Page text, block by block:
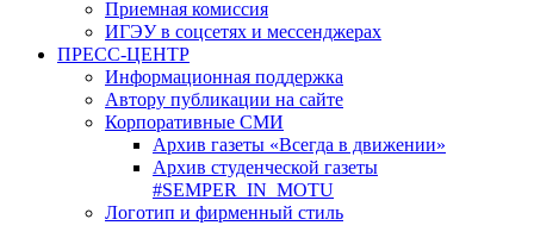
Приемная комиссия
ИГЭУ в соцсетях и мессенджерах
ПРЕСС-ЦЕНТР
Информационная поддержка
Автору публикации на сайте
Корпоративные СМИ
Архив газеты «Всегда в движении»
Архив студенческой газеты
#SEMPER_IN_MOTU
Логотип и фирменный стиль